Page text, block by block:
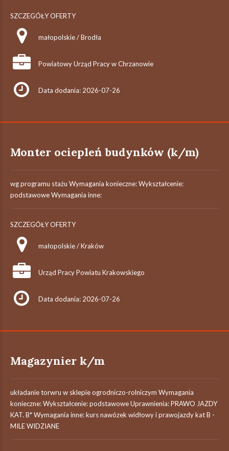
SZCZEGÓŁY OFERTY
małopolskie / Brodła
Powiatowy Urząd Pracy w Chrzanowie
Data dodania: 2026-07-26
Monter ociepleń budynków (k/m)
wg programu stażu Wymagania konieczne: Wykształcenie:
podstawowe Wymagania inne:
SZCZEGÓŁY OFERTY
małopolskie / Kraków
Urząd Pracy Powiatu Krakowskiego
Data dodania: 2026-07-26
Magazynier k/m
układanie torwru w sklepie ogrodniczo-rolniczym Wymagania
konieczne: Wykształcenie: podstawowe Uprawnienia: PRAWO JAZDY
KAT. B* Wymagania inne: kurs nawózek widłowy i prawojazdy kat B -
MILE WIDZIANE